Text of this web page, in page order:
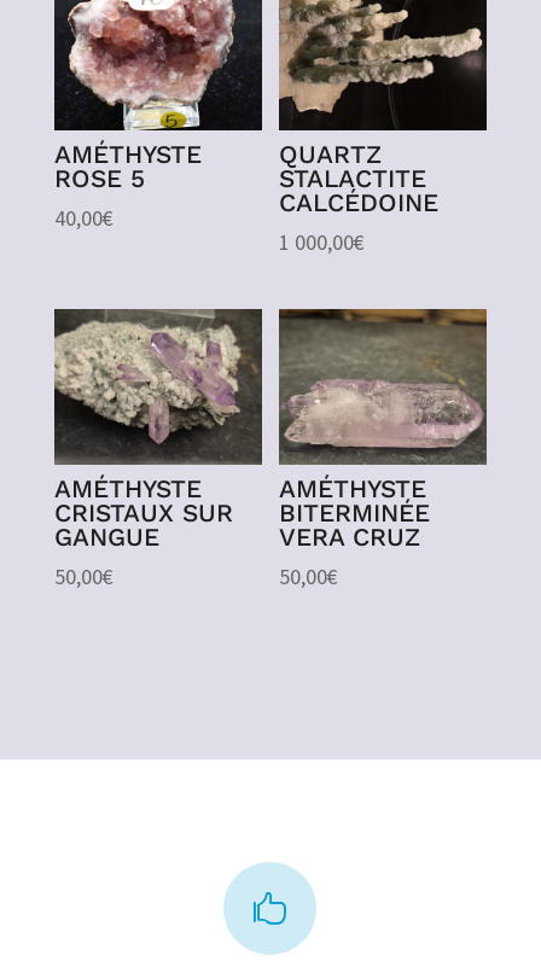
AMÉTHYSTE
ROSE 5
40,00€
QUARTZ
STALACTITE
CALCÉDOINE
1 000,00€
AMÉTHYSTE
CRISTAUX SUR
GANGUE
50,00€
AMÉTHYSTE
BITERMINÉE
VERA CRUZ
50,00€
